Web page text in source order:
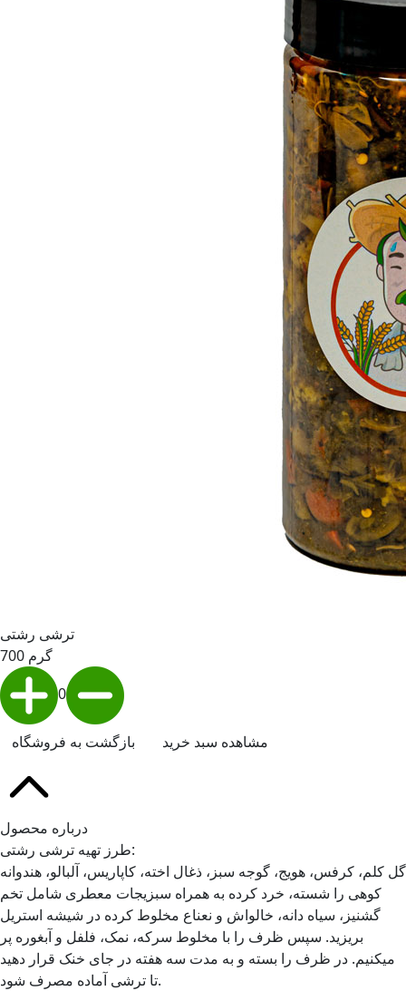
ترشی رشتی
700 گرم
0
بازگشت به فروشگاه مشاهده سبد خرید
درباره محصول
طرز تهیه ترشی رشتی:
گل کلم، کرفس، هویج، گوجه سبز، ذغال اخته، کاپاریس، آلبالو، هندوانه
کوهی را شسته، خرد کرده به همراه سبزیجات معطری شامل تخم
گشنیز، سیاه دانه، خالواش و نعناع مخلوط کرده در شیشه استریل
بریزید. سپس ظرف را با مخلوط سرکه، نمک، فلفل و آبغوره پر
میکنیم. در ظرف را بسته و به مدت سه هفته در جای خنک قرار دهید
تا ترشی آماده مصرف شود.